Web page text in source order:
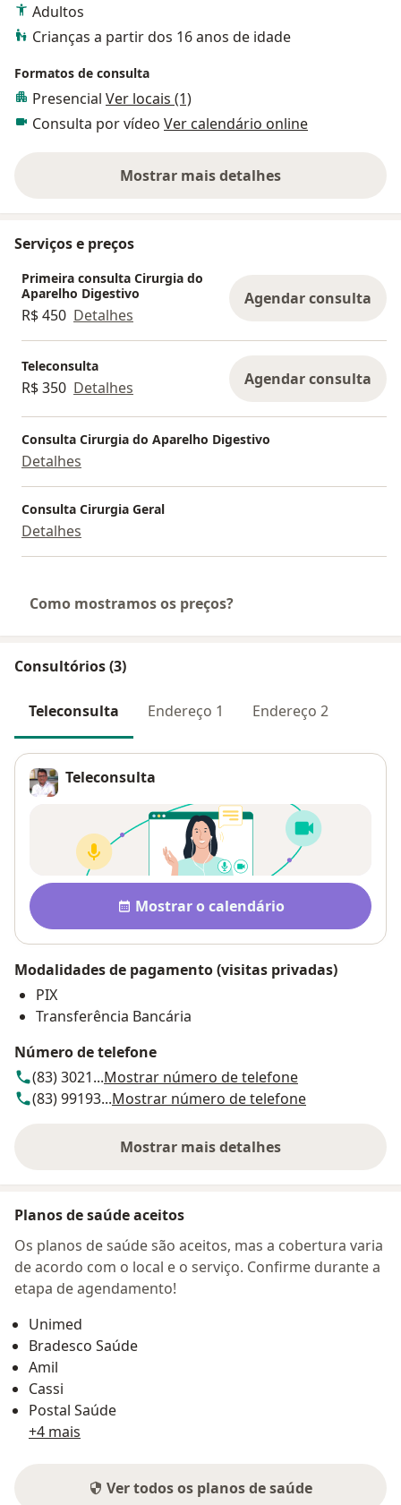
Adultos
Crianças a partir dos 16 anos de idade
Formatos de consulta
Presencial Ver locais (1)
Consulta por vídeo Ver calendário online
Mostrar mais detalhes
sobre a experiência
Serviços e preços
Primeira consulta Cirurgia do
Aparelho Digestivo
R$ 450 Detalhes
Agendar consulta
Teleconsulta
R$ 350 Detalhes Agendar consulta
Consulta Cirurgia do Aparelho Digestivo
Detalhes
Consulta Cirurgia Geral
Detalhes
Como mostramos os preços?
Consultórios (3)
Teleconsulta Endereço 1 Endereço 2
Teleconsulta
Disponibilidade
Mostrar o calendário
Modalidades de pagamento (visitas privadas)
PIX
Transferência Bancária
Número de telefone
(83) 3021...Mostrar número de telefone
(83) 99193...Mostrar número de telefone
Mostrar mais detalhes
sobre o endereço
Planos de saúde aceitos
Os planos de saúde são aceitos, mas a cobertura varia
de acordo com o local e o serviço. Confirme durante a
etapa de agendamento!
Unimed
Bradesco Saúde
Amil
Cassi
Postal Saúde
+4 mais
Ver todos os planos de saúde